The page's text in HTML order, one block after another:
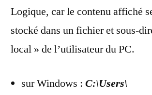
Logique, car le contenu affiché
stocké dans un fichier et sous-
local » de l’utilisateur du PC.
sur Windows : C:\Users\